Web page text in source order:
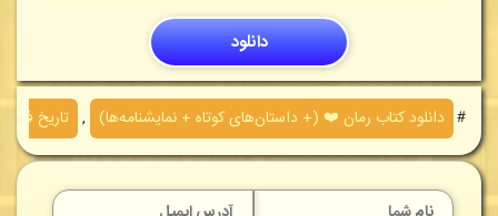
دانلود
＃ دانلود کتاب رمان ❤️ (+ داستان‌های کوتاه + نمایشنامه‌ها) , تاریخ